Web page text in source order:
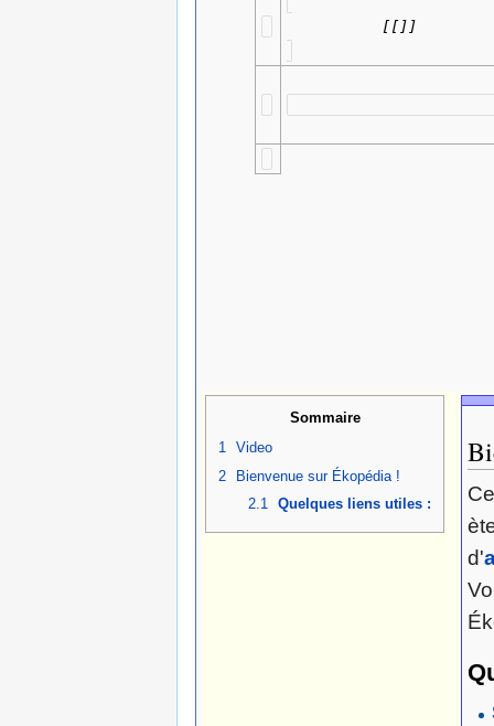
[[]]
Sommaire
1
Video
2
Bienvenue sur Ékopédia !
2.1
Quelques liens utiles :
d'